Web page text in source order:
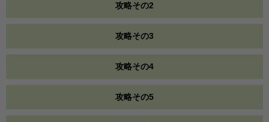
攻略その2
攻略その3
攻略その4
攻略その5